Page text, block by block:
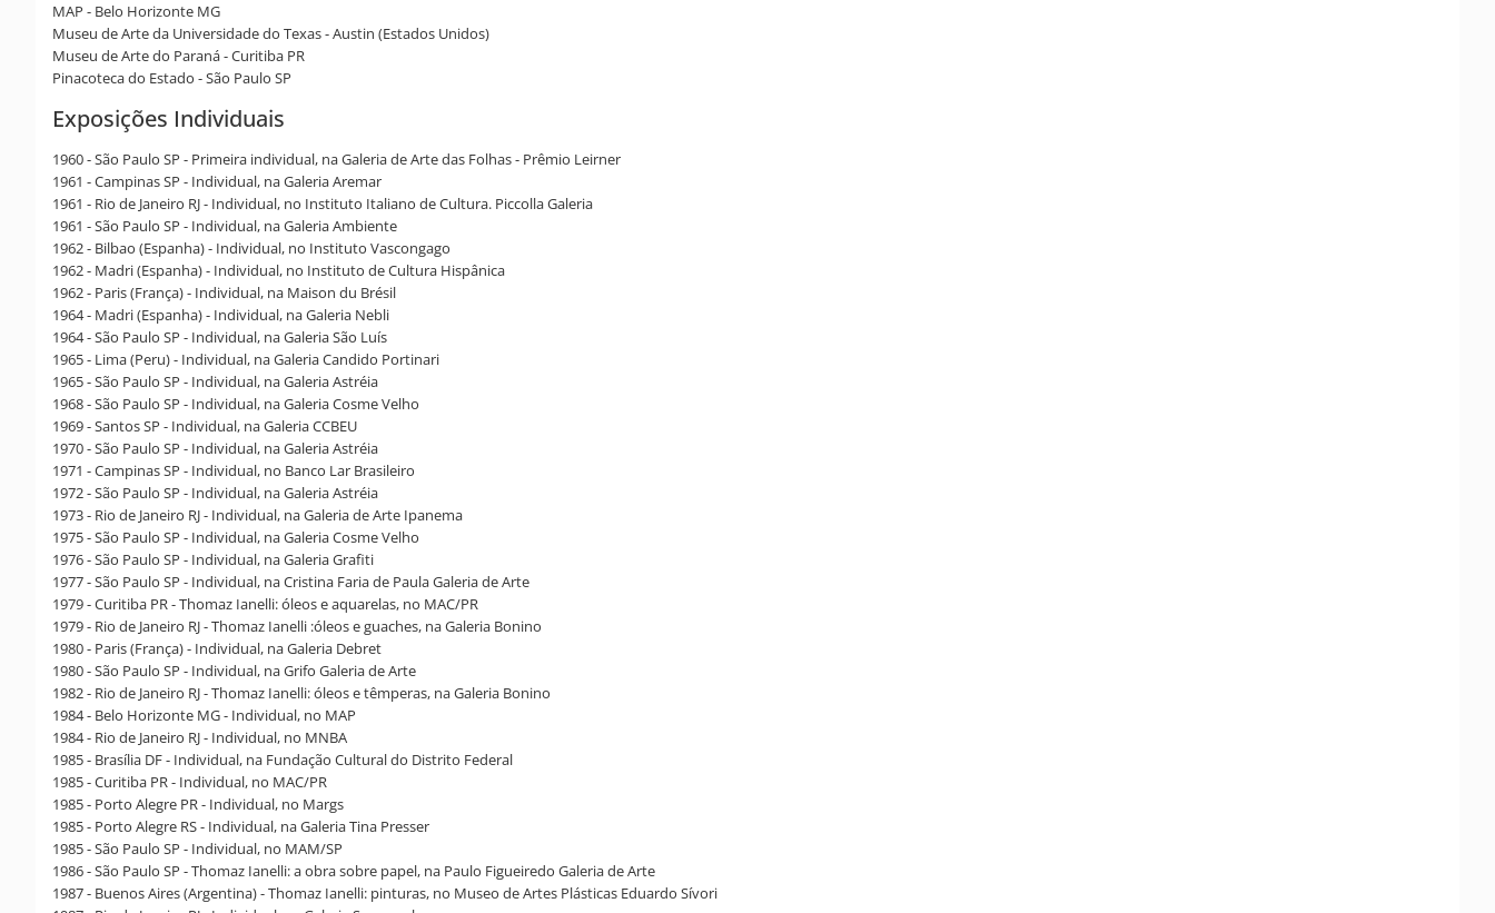
MAP - Belo Horizonte MG
Museu de Arte da Universidade do Texas - Austin (Estados Unidos)
Museu de Arte do Paraná - Curitiba PR
Pinacoteca do Estado - São Paulo SP
Exposições Individuais
1960 - São Paulo SP - Primeira individual, na Galeria de Arte das Folhas - Prêmio Leirner
1961 - Campinas SP - Individual, na Galeria Aremar
1961 - Rio de Janeiro RJ - Individual, no Instituto Italiano de Cultura. Piccolla Galeria
1961 - São Paulo SP - Individual, na Galeria Ambiente
1962 - Bilbao (Espanha) - Individual, no Instituto Vascongago
1962 - Madri (Espanha) - Individual, no Instituto de Cultura Hispânica
1962 - Paris (França) - Individual, na Maison du Brésil
1964 - Madri (Espanha) - Individual, na Galeria Nebli
1964 - São Paulo SP - Individual, na Galeria São Luís
1965 - Lima (Peru) - Individual, na Galeria Candido Portinari
1965 - São Paulo SP - Individual, na Galeria Astréia
1968 - São Paulo SP - Individual, na Galeria Cosme Velho
1969 - Santos SP - Individual, na Galeria CCBEU
1970 - São Paulo SP - Individual, na Galeria Astréia
1971 - Campinas SP - Individual, no Banco Lar Brasileiro
1972 - São Paulo SP - Individual, na Galeria Astréia
1973 - Rio de Janeiro RJ - Individual, na Galeria de Arte Ipanema
1975 - São Paulo SP - Individual, na Galeria Cosme Velho
1976 - São Paulo SP - Individual, na Galeria Grafiti
1977 - São Paulo SP - Individual, na Cristina Faria de Paula Galeria de Arte
1979 - Curitiba PR - Thomaz Ianelli: óleos e aquarelas, no MAC/PR
1979 - Rio de Janeiro RJ - Thomaz Ianelli :óleos e guaches, na Galeria Bonino
1980 - Paris (França) - Individual, na Galeria Debret
1980 - São Paulo SP - Individual, na Grifo Galeria de Arte
1982 - Rio de Janeiro RJ - Thomaz Ianelli: óleos e têmperas, na Galeria Bonino
1984 - Belo Horizonte MG - Individual, no MAP
1984 - Rio de Janeiro RJ - Individual, no MNBA
1985 - Brasília DF - Individual, na Fundação Cultural do Distrito Federal
1985 - Curitiba PR - Individual, no MAC/PR
1985 - Porto Alegre PR - Individual, no Margs
1985 - Porto Alegre RS - Individual, na Galeria Tina Presser
1985 - São Paulo SP - Individual, no MAM/SP
1986 - São Paulo SP - Thomaz Ianelli: a obra sobre papel, na Paulo Figueiredo Galeria de Arte
1987 - Buenos Aires (Argentina) - Thomaz Ianelli: pinturas, no Museo de Artes Plásticas Eduardo Sívori